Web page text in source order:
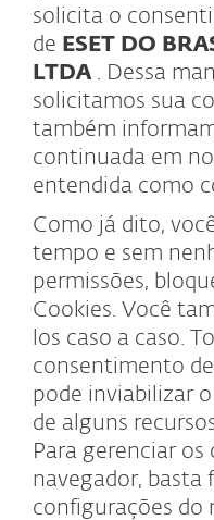
solicita o
de ESET DO
LTDA. Dessa
solicitamos sua
também
continuada em
entendida como
Como já dito,
tempo e sem
permissões,
Cookies. Você
los caso a caso.
consentimento
pode inviabilizar
de alguns
Para gerenciar os
navegador, basta
configurações do